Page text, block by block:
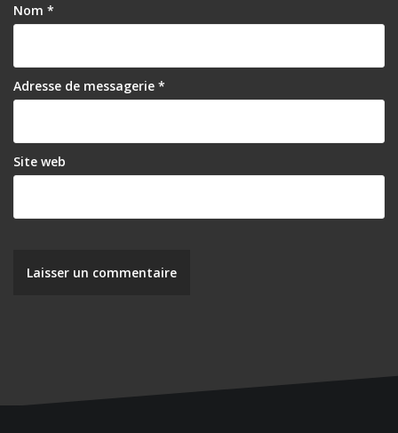
Nom *
Adresse de messagerie *
Site web